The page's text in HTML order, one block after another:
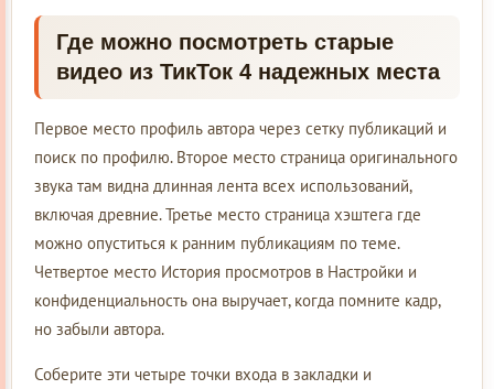
Где можно посмотреть старые
видео из ТикТок 4 надежных места
Первое место профиль автора через сетку публикаций и
поиск по профилю. Второе место страница оригинального
звука там видна длинная лента всех использований,
включая древние. Третье место страница хэштега где
можно опуститься к ранним публикациям по теме.
Четвертое место История просмотров в Настройки и
конфиденциальность она выручает, когда помните кадр,
но забыли автора.
Соберите эти четыре точки входа в закладки и